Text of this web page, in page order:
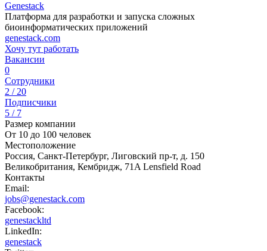
Genestack
Платформа для разработки и запуска сложных
биоинформатических приложений
genestack.com
Хочу тут работать
Вакансии
0
Сотрудники
2 / 20
Подписчики
5 / 7
Размер компании
От 10 до 100 человек
Местоположение
Россия, Санкт-Петербург, Лиговский пр-т, д. 150
Великобритания, Кембридж, 71A Lensfield Road
Контакты
Email:
jobs@genestack.com
Facebook:
genestackltd
LinkedIn:
genestack